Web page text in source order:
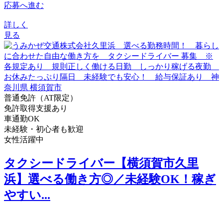
応募へ進む
詳しく
見る
普通免許（AT限定）
免許取得支援あり
車通勤OK
未経験・初心者も歓迎
女性活躍中
タクシードライバー【横須賀市久里
浜】選べる働き方◎／未経験OK！稼ぎ
やすい...